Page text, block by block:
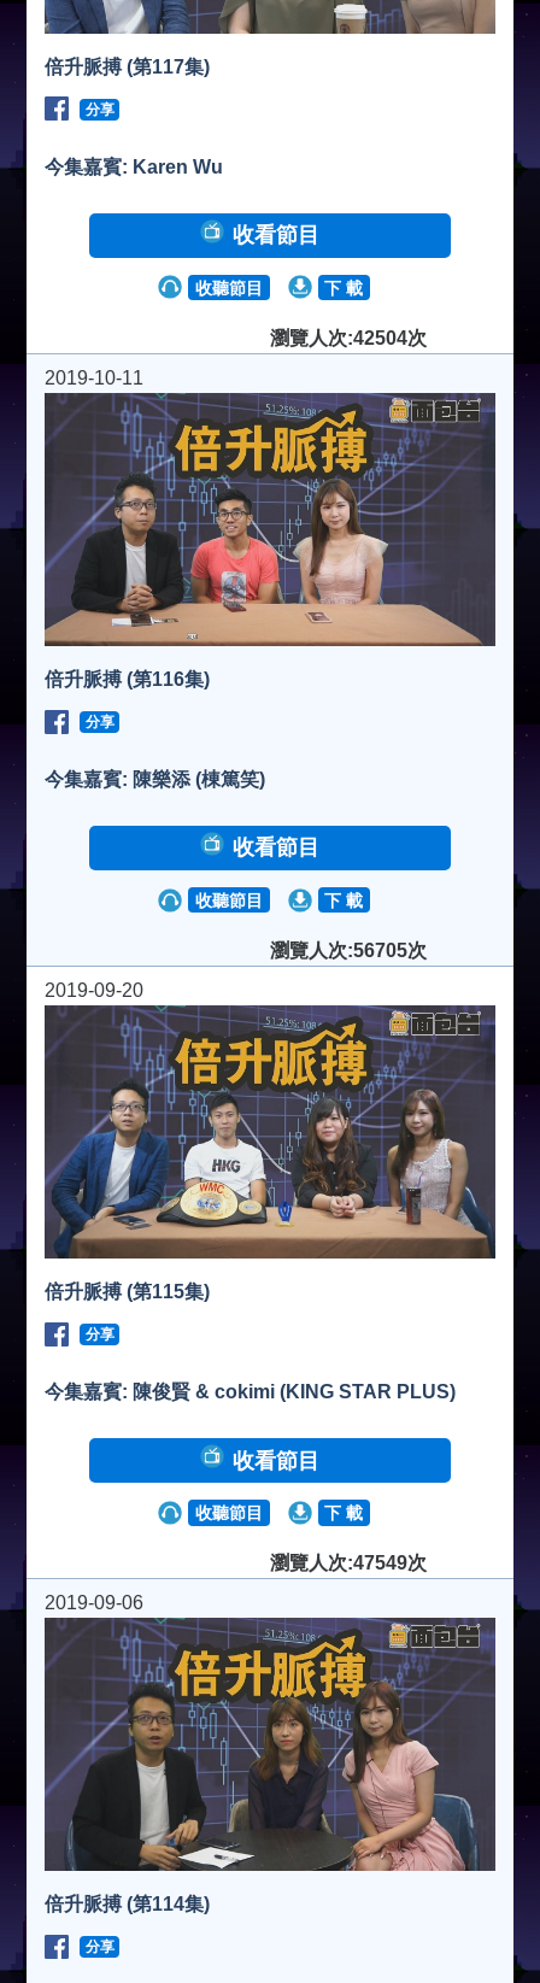
倍升脈搏 (第117集)
分享
今集嘉賓: Karen Wu
收看節目
收聽節目 下 載
瀏覽人次:42504次
2019-10-11
倍升脈搏 (第116集)
分享
今集嘉賓: 陳樂添 (棟篤笑)
收看節目
收聽節目 下 載
瀏覽人次:56705次
2019-09-20
倍升脈搏 (第115集)
分享
今集嘉賓: 陳俊賢 & cokimi (KING STAR PLUS)
收看節目
收聽節目 下 載
瀏覽人次:47549次
2019-09-06
倍升脈搏 (第114集)
分享